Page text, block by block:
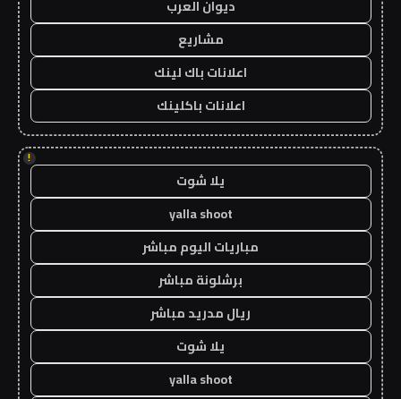
ديوان العرب
مشاريع
اعلانات باك لينك
اعلانات باكلينك
!
يلا شوت
yalla shoot
مباريات اليوم مباشر
برشلونة مباشر
ريال مدريد مباشر
يلا شوت
yalla shoot